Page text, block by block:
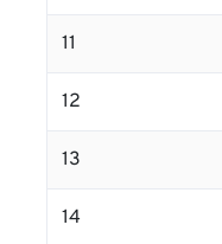
11
12
13
14